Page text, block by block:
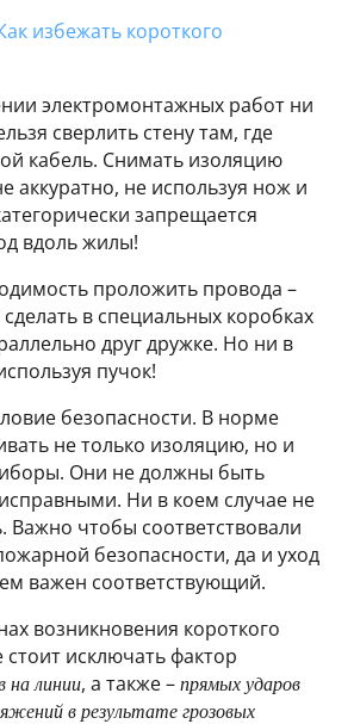
избежать короткого
электромонтажных работ ни
сверлить стену там, где
кабель. Снимать изоляцию
аккуратно, не используя нож и
запрещается
вдоль жилы!
проложить провода –
в специальных коробках
друг дружке. Но ни в
пучок!
безопасности. В норме
не только изоляцию, но и
Они не должны быть
Ни в коем случае не
Важно чтобы соответствовали
безопасности, да и уход
важен соответствующий.
возникновения короткого
исключать фактор
на линии, а также – прямых ударов
в результате грозовых